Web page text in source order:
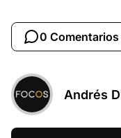
0 Comentarios
Andrés